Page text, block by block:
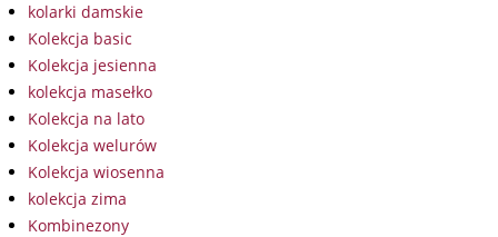
kolarki damskie
Kolekcja basic
Kolekcja jesienna
kolekcja masełko
Kolekcja na lato
Kolekcja welurów
Kolekcja wiosenna
kolekcja zima
Kombinezony